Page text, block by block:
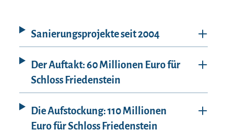
Sanierungsprojekte seit 2004
Der Auftakt: 60 Millionen Euro für
Schloss Friedenstein
Die Aufstockung: 110 Millionen
Euro für Schloss Friedenstein